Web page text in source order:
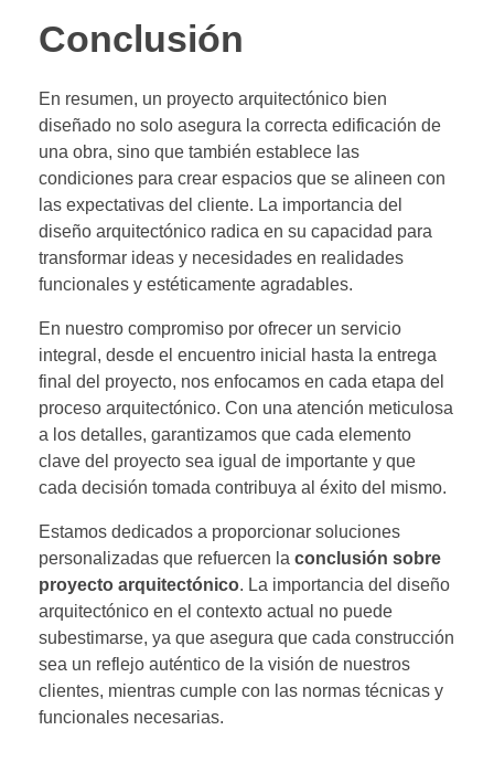
Conclusión
En resumen, un proyecto arquitectónico bien
diseñado no solo asegura la correcta edificación de
una obra, sino que también establece las
condiciones para crear espacios que se alineen con
las expectativas del cliente. La importancia del
diseño arquitectónico radica en su capacidad para
transformar ideas y necesidades en realidades
funcionales y estéticamente agradables.
En nuestro compromiso por ofrecer un servicio
integral, desde el encuentro inicial hasta la entrega
final del proyecto, nos enfocamos en cada etapa del
proceso arquitectónico. Con una atención meticulosa
a los detalles, garantizamos que cada elemento
clave del proyecto sea igual de importante y que
cada decisión tomada contribuya al éxito del mismo.
Estamos dedicados a proporcionar soluciones
personalizadas que refuercen la conclusión sobre
proyecto arquitectónico. La importancia del diseño
arquitectónico en el contexto actual no puede
subestimarse, ya que asegura que cada construcción
sea un reflejo auténtico de la visión de nuestros
clientes, mientras cumple con las normas técnicas y
funcionales necesarias.